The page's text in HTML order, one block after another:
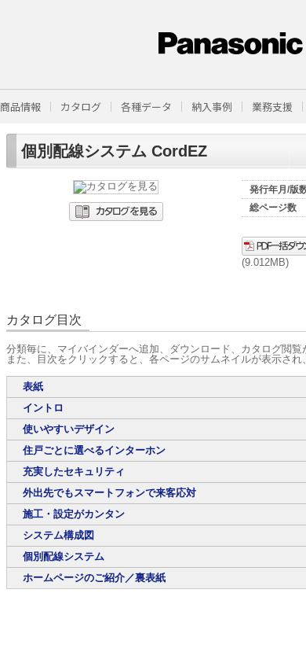
商品情報 カタログ 各種データ 納入事例 業務支援
個別配線システム CordEZ
発行年月/版
総ページ数
(9.012MB)
カタログ目次
分類毎に、マイバインダーへ追加、ダウンロード、カタログ閲覧
また、目次をクリックすると、各ページのサムネイルが表示さ
表紙
イントロ
使いやすいデザイン
住戸ごとに選べるインターホン
充実したセキュリティ
外出先でもスマートフォンで来客応対
施工・設定がカンタン
システム構成図
個別配線システム
ホームページのご紹介／裏表紙